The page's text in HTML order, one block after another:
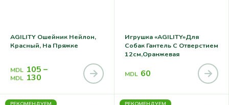
AGILITY Ошейник Нейлон,
Красный, На Пряжке
MDL 105 –
MDL 130
Игрушка «AGILITY»для
Собак Гантель С Отверстием
12см,оранжевая
MDL 60